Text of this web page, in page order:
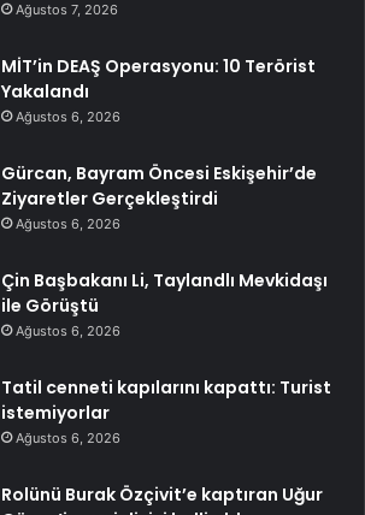
Ağustos 7, 2026
MİT’in DEAŞ Operasyonu: 10 Terörist
Yakalandı
Ağustos 6, 2026
Gürcan, Bayram Öncesi Eskişehir’de
Ziyaretler Gerçekleştirdi
Ağustos 6, 2026
Çin Başbakanı Li, Taylandlı Mevkidaşı
ile Görüştü
Ağustos 6, 2026
Tatil cenneti kapılarını kapattı: Turist
istemiyorlar
Ağustos 6, 2026
Rolünü Burak Özçivit’e kaptıran Uğur